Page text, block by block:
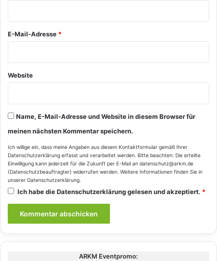
*
E-Mail-Adresse *
Website
Name, E-Mail-Adresse und Website in diesem Browser für
meinen nächsten Kommentar speichern.
Ich willige ein, dass meine Angaben aus diesem Kontaktformular gemäß Ihrer
Datenschutzerklärung erfasst und verarbeitet werden. Bitte beachten: Die erteilte
Einwilligung kann jederzeit für die Zukunft per E-Mail an datenschutz@arkm.de
(Datenschutzbeauftragter) widerrufen werden. Weitere Informationen finden Sie in
unserer Datenschutzerklärung.
Ich habe dieDatenschutzerklärunggelesen und akzeptiert. *
ARKM Eventpromo: